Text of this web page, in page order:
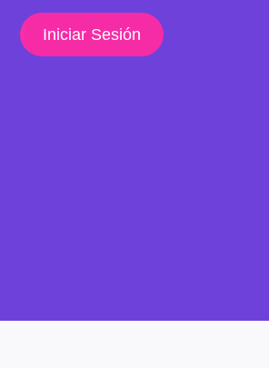
Iniciar Sesión